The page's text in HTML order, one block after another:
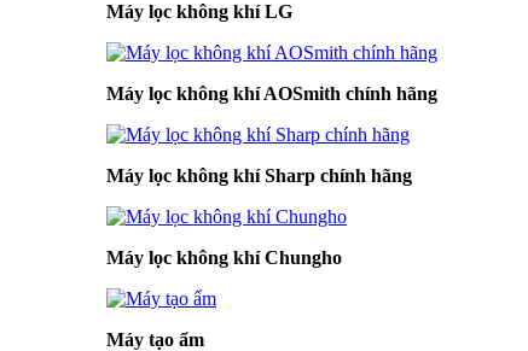
Máy lọc không khí LG
Máy lọc không khí AOSmith chính hãng
Máy lọc không khí Sharp chính hãng
Máy lọc không khí Chungho
Máy tạo ẩm